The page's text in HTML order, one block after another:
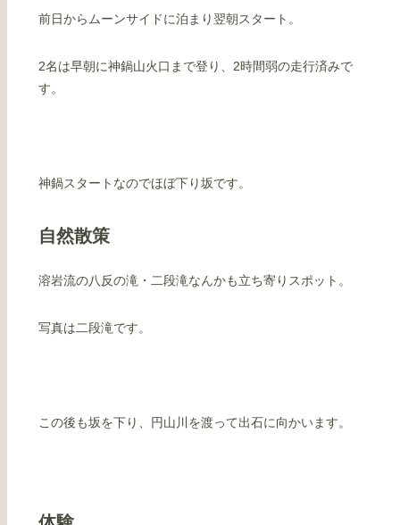
前日からムーンサイドに泊まり翌朝スタート。
2名は早朝に神鍋山火口まで登り、2時間弱の走行済みで
す。
神鍋スタートなのでほぼ下り坂です。
自然散策
溶岩流の八反の滝・二段滝なんかも立ち寄りスポット。
写真は二段滝です。
この後も坂を下り、円山川を渡って出石に向かいます。